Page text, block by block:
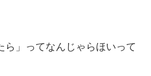
ら」ってなんじゃらほいって